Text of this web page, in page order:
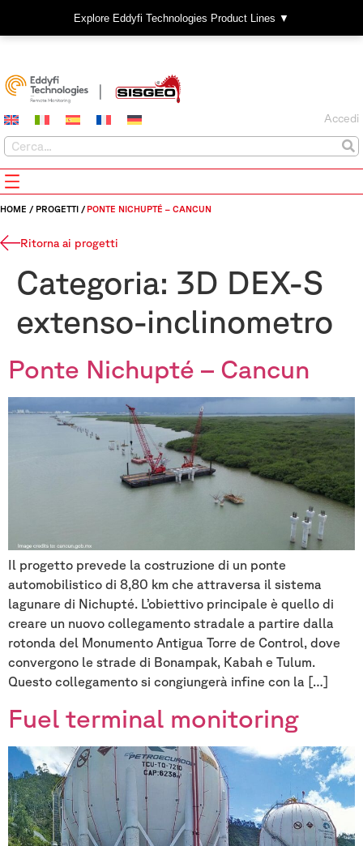
Explore Eddyfi Technologies Product Lines ▼
Accedi
HOME / PROGETTI / PONTE NICHUPTÉ – CANCUN
Ritorna ai progetti
Categoria: 3D DEX-S
extenso-inclinometro
Ponte Nichupté – Cancun
Il progetto prevede la costruzione di un ponte
automobilistico di 8,80 km che attraversa il sistema
lagunare di Nichupté. L’obiettivo principale è quello di
creare un nuovo collegamento stradale a partire dalla
rotonda del Monumento Antigua Torre de Control, dove
convergono le strade di Bonampak, Kabah e Tulum.
Questo collegamento si congiungerà infine con la […]
Fuel terminal monitoring